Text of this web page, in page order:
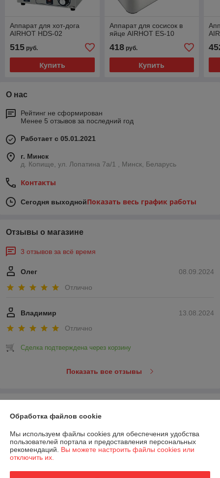
Аппарат для хот-дога
AIRHOT HDS-02
515 руб.
Купить
Аппарат для сосисок в
яйце AIRHOT ES-10
418руб.
Купить
О нас
Рейтинг не сформирован
Менее 5 отзывов за последний год
Работает с 05.01.2021
г. Минск
д. Копище, ул. Лопатина 7а/1 , Минск, Беларусь
Контакты
Сегодня выходнойПоказать весь график работы
Отзывы о магазине
3 отзывов за всё время
08.09.2024
Олег
Отлично
13.08.2024
Владимир
Отлично
Сделка подтверждена через корзину
Показать все отзывы
Доставка и оплата
График работы
Обработка файлов cookie
Мы используем файлы cookies для обеспечения удобства
пользователей портала и предоставления персональных
рекомендаций. Вы можете настроить файлы cookies или
отключить их.